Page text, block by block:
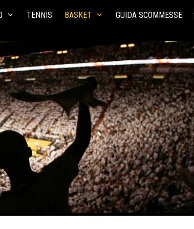
TENNIS BASKET GUIDA SCOMMESSE